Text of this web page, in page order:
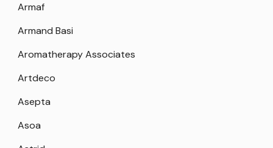
Armaf
Armand Basi
Aromatherapy Associates
Artdeco
Asepta
Asoa